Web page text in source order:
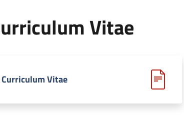
Vitae
Curriculum Vitae